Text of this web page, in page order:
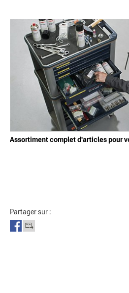
Assortiment complet d'articles pour
Partager sur :